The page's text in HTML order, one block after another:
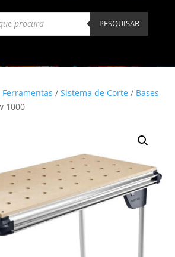
PESQUISAR
/Sistema de Corte / Bases
1000